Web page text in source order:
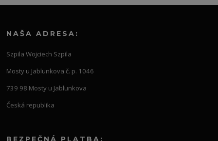
NAŠA ADRESA:
Szpila Wojciech Szpila
Mosty u Jablunkova č. p. 1046
739 98 Mosty u Jablunkova
Česká republika
BEZPEČNÁ PLATBA: